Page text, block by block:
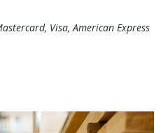
Visa, American Express